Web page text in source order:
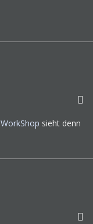
WorkShop sieht denn